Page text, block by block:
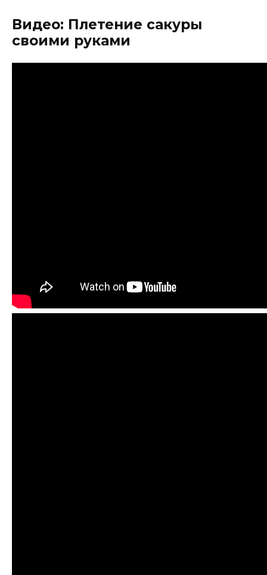
Видео: Плетение сакуры
своими руками